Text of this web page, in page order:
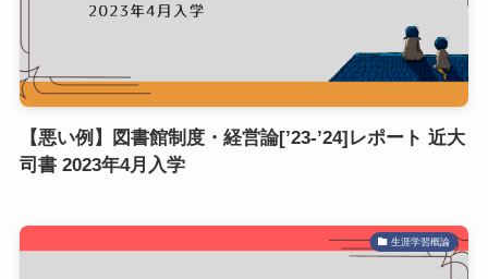
【悪い例】図書館制度・経営論[’23-’24]レポート 近大
司書 2023年4月入学
生涯学習概論